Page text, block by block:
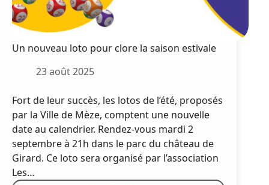
Un nouveau loto pour clore la saison estivale
23 août 2025
Fort de leur succès, les lotos de l’été, proposés
par la Ville de Mèze, comptent une nouvelle
date au calendrier. Rendez-vous mardi 2
septembre à 21h dans le parc du château de
Girard. Ce loto sera organisé par l’association
Les…